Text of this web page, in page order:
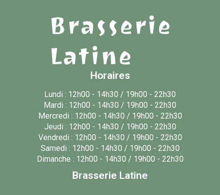
Horaires
Lundi : 12h00 - 14h30 / 19h00 - 22h30
Mardi : 12h00 - 14h30 / 19h00 - 22h30
Mercredi : 12h00 - 14h30 / 19h00 - 22h30
Jeudi : 12h00 - 14h30 / 19h00 - 22h30
Vendredi : 12h00 - 14h30 / 19h00 - 22h30
Samedi : 12h00 - 14h30 / 19h00 - 22h30
Dimanche : 12h00 - 14h30 / 19h00 - 22h30
Brasserie Latine